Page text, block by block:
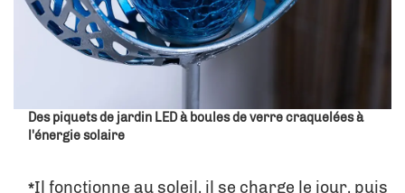
Des piquets de jardin LED à boules de verre craquelées à
l'énergie solaire
*Il fonctionne au soleil, il se charge le jour, puis